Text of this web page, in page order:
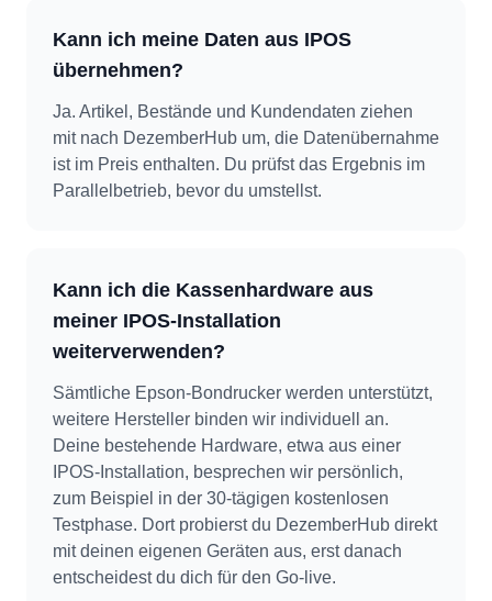
Kann ich meine Daten aus IPOS
übernehmen?
Ja. Artikel, Bestände und Kundendaten ziehen
mit nach DezemberHub um, die Datenübernahme
ist im Preis enthalten. Du prüfst das Ergebnis im
Parallelbetrieb, bevor du umstellst.
Kann ich die Kassenhardware aus
meiner IPOS-Installation
weiterverwenden?
Sämtliche Epson-Bondrucker werden unterstützt,
weitere Hersteller binden wir individuell an.
Deine bestehende Hardware, etwa aus einer
IPOS-Installation, besprechen wir persönlich,
zum Beispiel in der 30-tägigen kostenlosen
Testphase. Dort probierst du DezemberHub direkt
mit deinen eigenen Geräten aus, erst danach
entscheidest du dich für den Go-live.